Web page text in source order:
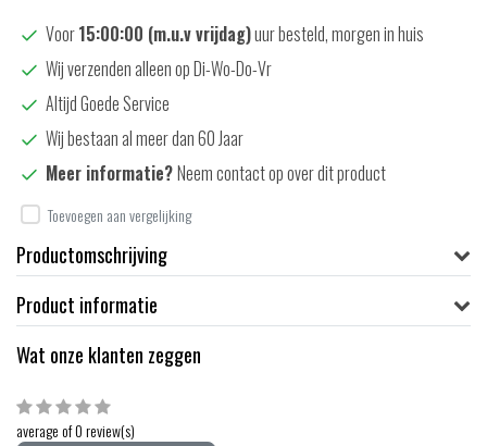
Voor15:00:00 (m.u.v vrijdag)uur besteld, morgen in huis
Wij verzenden alleen op Di-Wo-Do-Vr
Altijd Goede Service
Wij bestaan al meer dan 60 Jaar
Meer informatie?Neem contact op over dit product
Toevoegen aan vergelijking
Productomschrijving
Product informatie
Wat onze klanten zeggen
average of 0 review(s)